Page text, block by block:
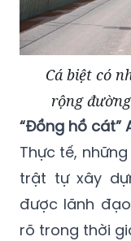
Cá biệt có
rộng
“Đồng hồ cát”
Thực tế,
trật tự xây
được lãnh
rõ trong thời